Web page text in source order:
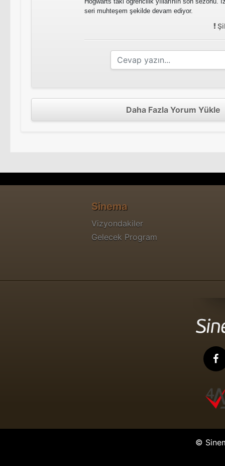
seri muhteşem şekilde devam ediyor.
Daha Fazla Yorum Yükle
Sinema
Vizyondakiler
Gelecek Program
©